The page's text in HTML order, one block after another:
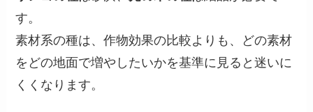
す。
素材系の種は、作物効果の比較よりも、どの素材
をどの地面で増やしたいかを基準に見ると迷いに
くくなります。